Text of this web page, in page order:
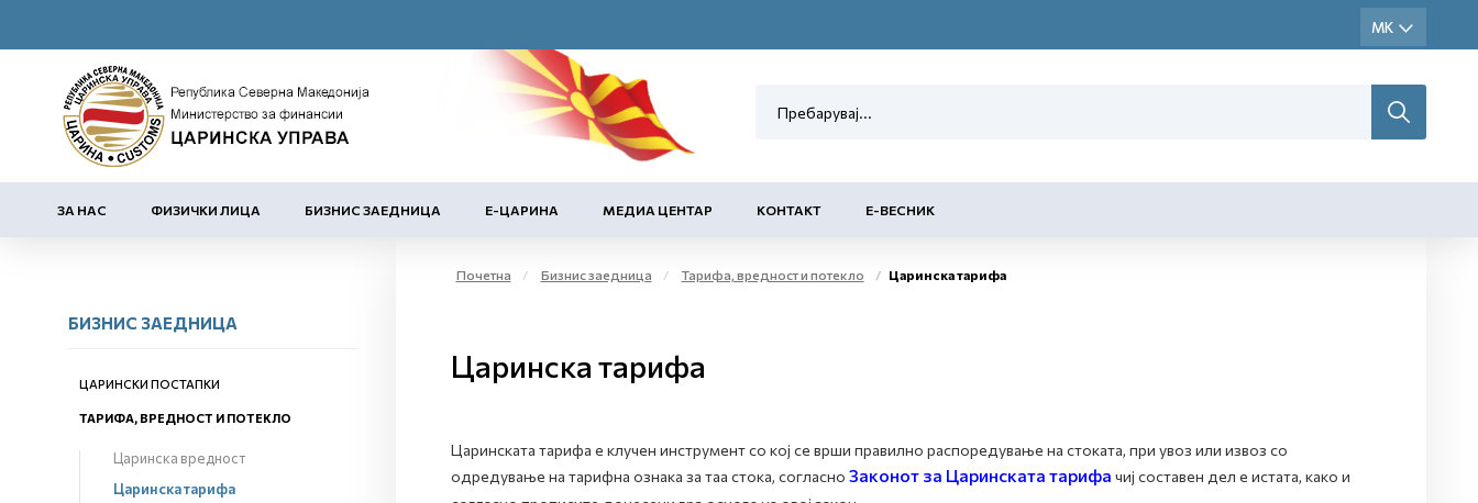
ЗА НАС ФИЗИЧКИ ЛИЦА БИЗНИС ЗАЕДНИЦА Е-ЦАРИНА МЕДИА ЦЕНТАР КОНТАКТ Е-ВЕСНИК
БИЗНИС ЗАЕДНИЦА
ЦАРИНСКИ ПОСТАПКИ
ТАРИФА, ВРЕДНОСТ И ПОТЕКЛО
Царинска вредност
Царинска тарифа
Почетна Бизнис заедница Тарифа, вредност и потекло Царинска тарифа
Царинска тарифа
Царинската тарифа е клучен инструмент со кој се врши правилно распоредување на стоката, при увоз или извоз со
одредување на тарифна ознака за таа стока, согласно Законот за Царинската тарифа чиј составен дел е истата, како и